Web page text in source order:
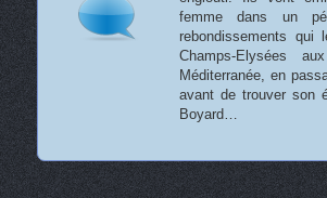
femme dans un
rebondissements qui
Champs-Elysées
Méditerranée, en
avant de trouver son
Boyard…